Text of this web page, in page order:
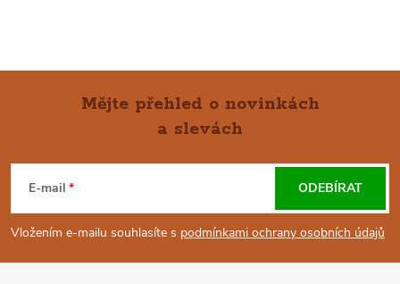
P
Mějte přehled o novinkách
a slevách
E-mail
Vložením e-mailu souhlasíte s podmínkami ochrany osobních údajů
ODEBÍRAT